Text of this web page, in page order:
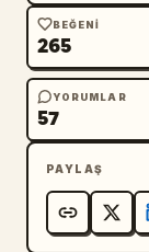
karakter
Render
5, ışın
aydınlatma,
BEĞENI
265
YORUMLAR
57
PAYLAŞ